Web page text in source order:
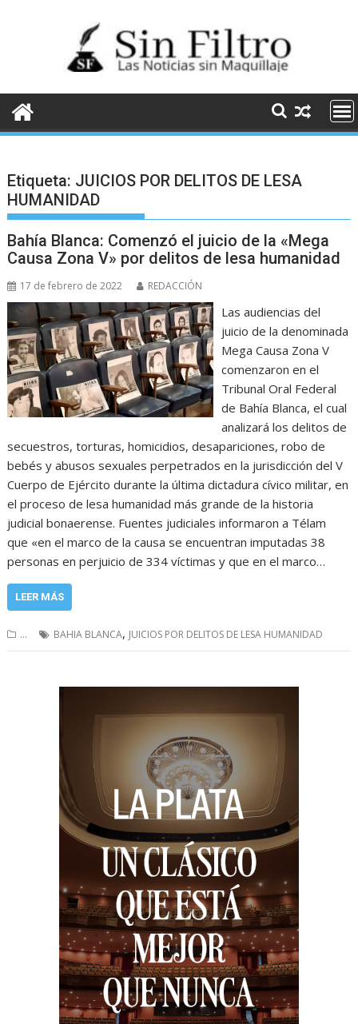
Etiqueta: JUICIOS POR DELITOS DE LESA
HUMANIDAD
Bahía Blanca: Comenzó el juicio de la «Mega
Causa Zona V» por delitos de lesa humanidad
17 de febrero de 2022 REDACCIÓN
Las audiencias del
juicio de la denominada
Mega Causa Zona V
comenzaron en el
Tribunal Oral Federal
de Bahía Blanca, el cual
analizará los delitos de
secuestros, torturas, homicidios, desapariciones, robo de
bebés y abusos sexuales perpetrados en la jurisdicción del V
Cuerpo de Ejército durante la última dictadura cívico militar, en
el proceso de lesa humanidad más grande de la historia
judicial bonaerense. Fuentes judiciales informaron a Télam
que «en el marco de la causa se encuentran imputadas 38
personas en perjuicio de 334 víctimas y que en el marco…
LEER MÁS
... BAHIA BLANCA, JUICIOS POR DELITOS DE LESA HUMANIDAD